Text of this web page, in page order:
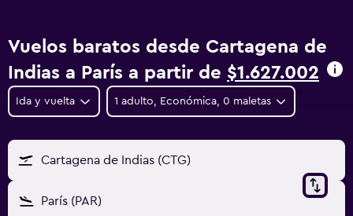
Vuelos baratos desde Cartagena de
Indias a París a partir de $1.627.002
Ida y vuelta 1 adulto, Económica, 0 maletas
Cartagena de Indias (CTG)
París (PAR)